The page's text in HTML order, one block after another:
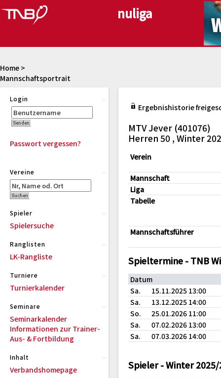
Mannschaftsportrait
Home >
Login
Passwort vergessen?
Vereine
Spieler
Spielersuche
Ranglisten
LK-Rangliste
Turniere
Turnierkalender
Seminare
Seminarkalender
Informationen zur Trainer-
Aus- & Fortbildung
Inhalt
Verbandshomepage
Ergebnishistorie
MTV Jever (401076)
Herren 50 , Winter
Verein
Mannschaft
Liga
Tabelle
Mannschaftsführer
Spieltermine - TNB
Datum
Sa.
15.11.2025 13:00
Sa.
13.12.2025 14:00
So.
25.01.2026 11:00
Sa.
07.02.2026 13:00
Sa.
07.03.2026 14:00
Spieler - Winter 2025/